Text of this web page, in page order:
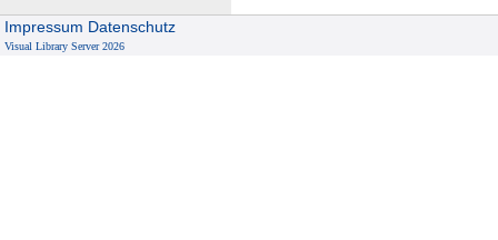
Impressum Datenschutz
Visual Library Server 2026